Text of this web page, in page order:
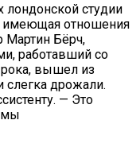
лондонской студии
имеющая отношения
Мартин Бёрч,
работавший со
рока, вышел из
слегка дрожали.
— Это
мы